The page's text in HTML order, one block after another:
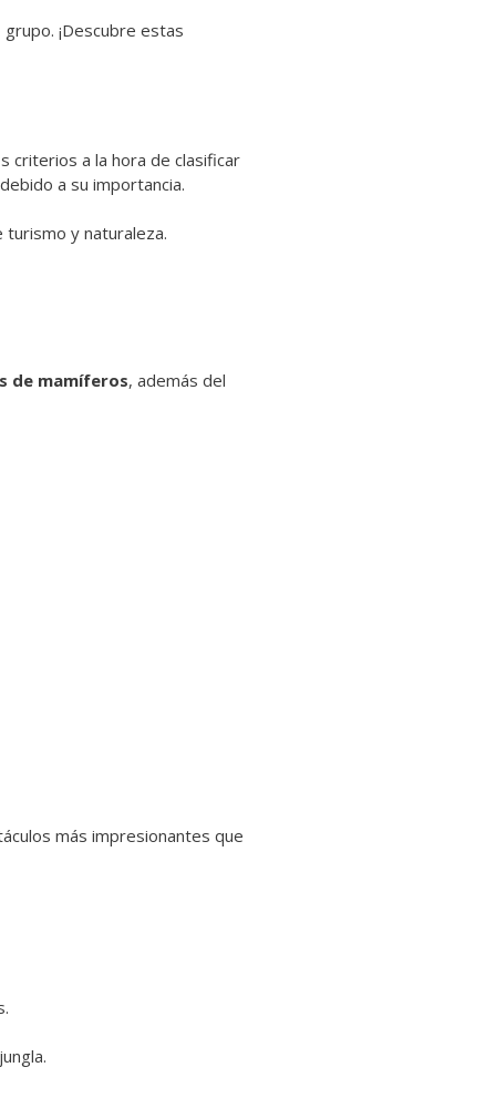
¡Descubre estas
criterios a la hora de clasificar
a su importancia.
turismo y naturaleza.
de mamíferos, además del
más impresionantes que